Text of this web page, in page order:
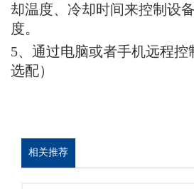
却温度、冷却时间来控制设备
度。
5、通过电脑或者手机远程
选配）
相关推荐